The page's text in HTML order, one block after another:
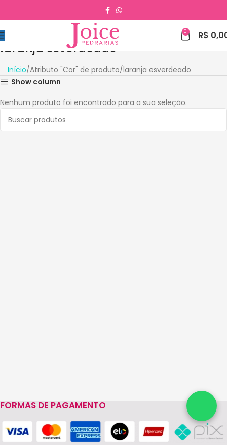
0 R$
laranja esverdeado
Início Atributo "Cor" de produto laranja esverdeado
Show column
Nenhum produto foi encontrado para a sua seleção.
FORMAS DE PAGAMENTO